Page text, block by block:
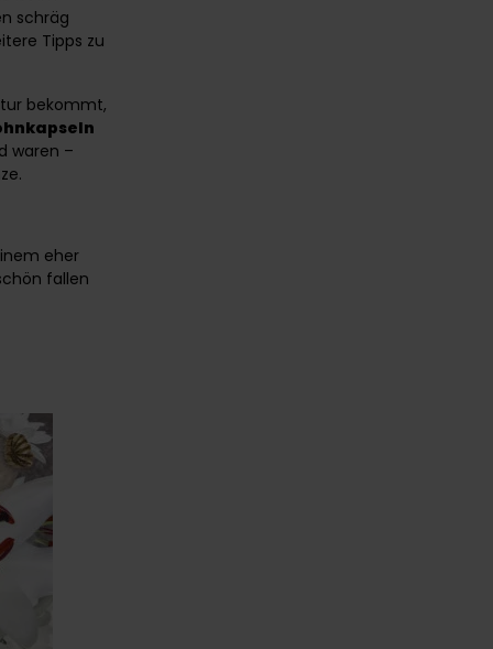
schräg
Tipps zu
bekommt,
waren –
eher
fallen